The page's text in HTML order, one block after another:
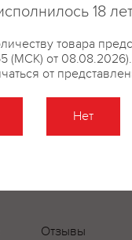
легчайшей
виде барреля
исполнения,
— это не
прошлом,
нефть
характеру.
инженера,
Отзывы
18
товара
(МСК) от
от
Нет